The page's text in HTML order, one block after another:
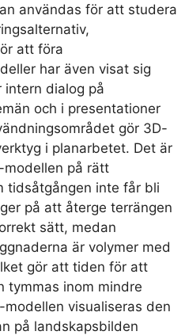
användas för att studera
att föra
har även visat sig
dialog på
och i presentationer
gör 3D-
i planarbetet. Det är
på rätt
tidsåtgången inte får bli
på att återge terrängen
sätt, medan
är volymer med
gör att tiden för att
tymmas inom mindre
visualiseras den
på landskapsbilden